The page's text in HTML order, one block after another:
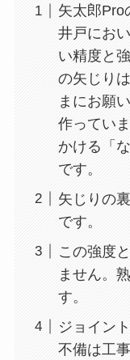
矢太郎Pro
井戸にお
い精度と
の矢じり
まにお願
作ってい
かける「
です。
矢じりの
です。
この強度
ません。
す。
ジョイン
不備は工